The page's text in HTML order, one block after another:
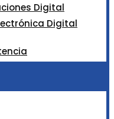
Digital
Digital